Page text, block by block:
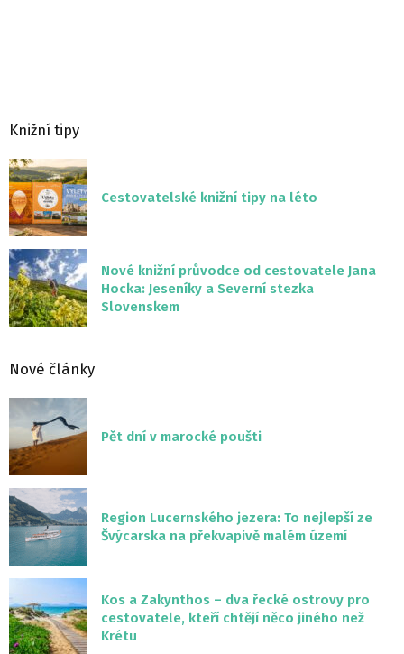
Knižní tipy
Cestovatelské knižní tipy na léto
Nové knižní průvodce od cestovatele Jana
Hocka: Jeseníky a Severní stezka
Slovenskem
Nové články
Pět dní v marocké poušti
Region Lucernského jezera: To nejlepší ze
Švýcarska na překvapivě malém území
Kos a Zakynthos – dva řecké ostrovy pro
cestovatele, kteří chtějí něco jiného než
Krétu